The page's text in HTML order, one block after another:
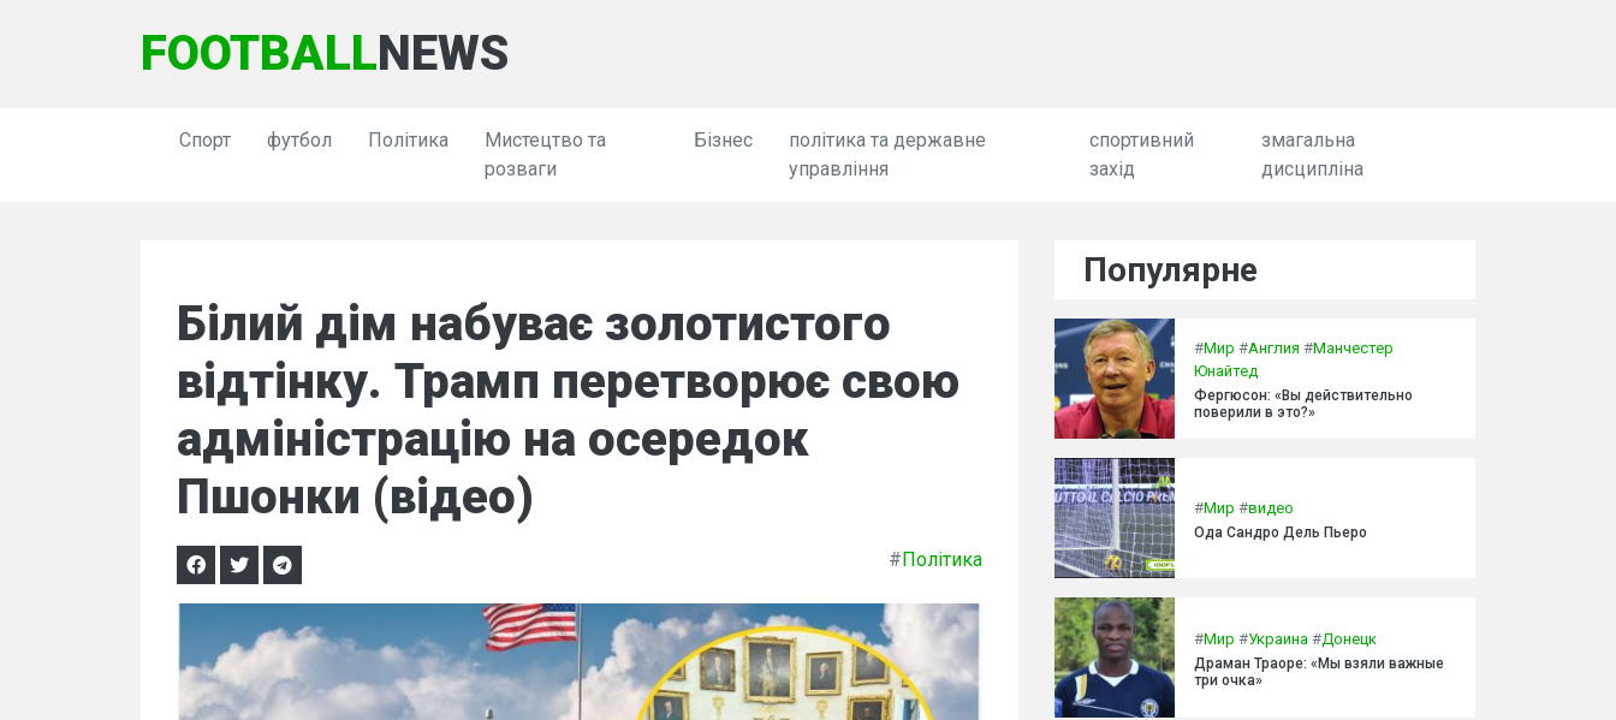
FOOTBALLNEWS
Спорт футбол Політика
Мистецтво та
розваги
Бізнес
політика та державне
управління
спортивний
захід
змагальна
дисципліна
Білий дім набуває золотистого
відтінку. Трамп перетворює свою
адміністрацію на осередок
Пшонки (відео)
#Політика
Популярне
#Мир #Англия #Манчестер
Юнайтед
Фергюсон: «Вы действительно
поверили в это?»
#Мир #видео
Ода Сандро Дель Пьеро
#Мир #Украина #Донецк
Драман Траоре: «Мы взяли важные
три очка»